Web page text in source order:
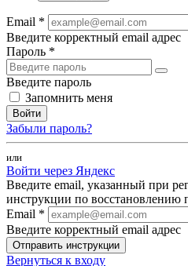
Email *
Введите корректный email адрес
Пароль *
Введите пароль
Запомнить меня
Войти
Забыли пароль?
или
Войти через Яндекс
Введите email, указанный при
инструкции по восстановлению
Email *
Введите корректный email адрес
Отправить инструкции
Вернуться к входу